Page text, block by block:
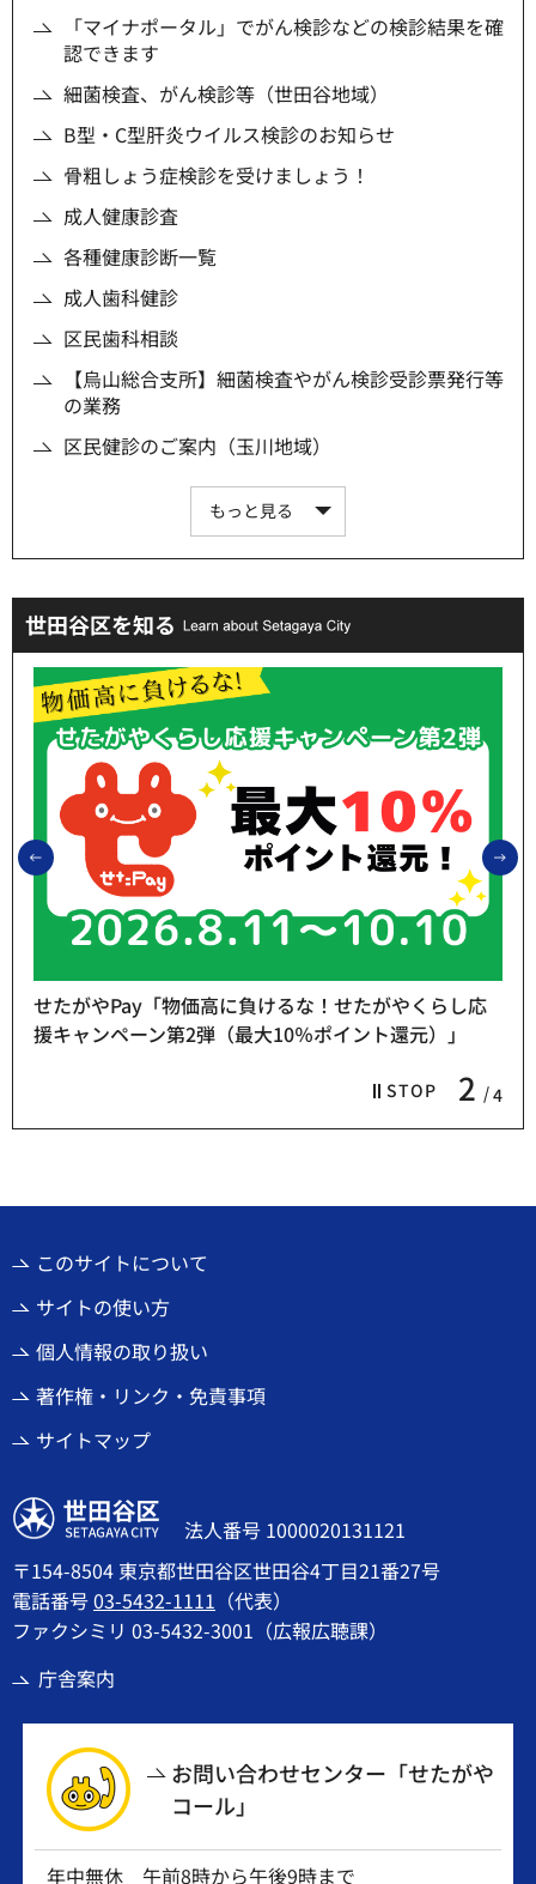
「マイナポータル」でがん検診などの検診結果を確
認できます
細菌検査、がん検診等（世田谷地域）
B型・C型肝炎ウイルス検診のお知らせ
骨粗しょう症検診を受けましょう！
成人健康診査
各種健康診断一覧
成人歯科健診
区民歯科相談
【烏山総合支所】細菌検査やがん検診受診票発行等
の業務
区民健診のご案内（玉川地域）
もっと見る
世田谷区を知る
前のスライドを表示
STOP 2 4
せたがやPay「物価高に負けるな！せたがやくらし応
援キャンペーン第2弾（最大10％ポイント還元）」
このサイトについて
サイトの使い方
個人情報の取り扱い
著作権・リンク・免責事項
サイトマップ
世田谷区
法人番号 1000020131121
〒154-8504 東京都世田谷区世田谷4丁目21番27号
電話番号03-5432-1111 （代表）
ファクシミリ 03-5432-3001（広報広聴課）
庁舎案内
お問い合わせセンター「せたがや
コール」
年中無休 午前8時から午後9時まで